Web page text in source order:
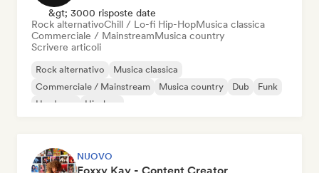
&gt; 3000 risposte date
Rock alternativoChill / Lo-fi Hip-HopMusica classica
Commerciale / MainstreamMusica country
Scrivere articoli
Rock alternativo
Musica classica
Commerciale / Mainstream
Musica country Dub
Funk
Hardcore
Hip-hop
NUOVO
Foxxy Kay - Content Creator